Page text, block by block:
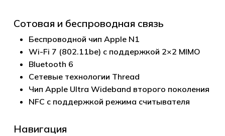
Сотовая и беспроводная связь
Беспроводной чип Apple N1
Wi-Fi 7 (802.11be) с поддержкой 2×2 MIMO
Bluetooth 6
Сетевые технологии Thread
Чип Apple Ultra Wideband второго поколения
NFC с поддержкой режима считывателя
Навигация